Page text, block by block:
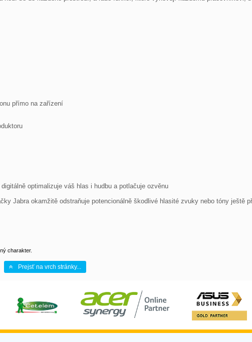
přímo na zařízení
optimalizuje váš hlas i hudbu a potlačuje ozvěnu
Jabra okamžitě odstraňuje potencionálně škodlivé hlasité zvuky nebo tóny ještě
charakter.
Prejsť na vrch stránky...